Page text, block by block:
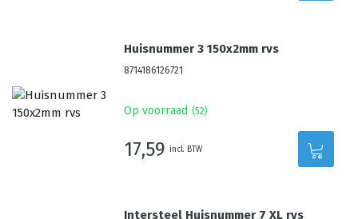
Huisnummer 3 150x2mm rvs
8714186126721
Op voorraad (52)
17,59 incl. BTW
Intersteel Huisnummer 7 XL rvs